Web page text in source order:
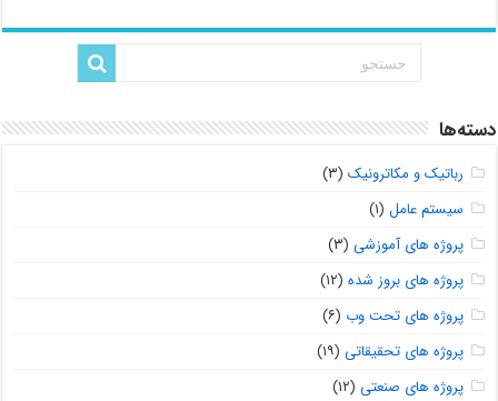
دسته‌ها
رباتیک و مکاترونیک (۳)
سیستم عامل (۱)
پروژه های آموزشی (۳)
پروژه های بروز شده (۱۲)
پروژه های تحت وب (۶)
پروژه های تحقیقاتی (۱۹)
پروژه های صنعتی (۱۲)